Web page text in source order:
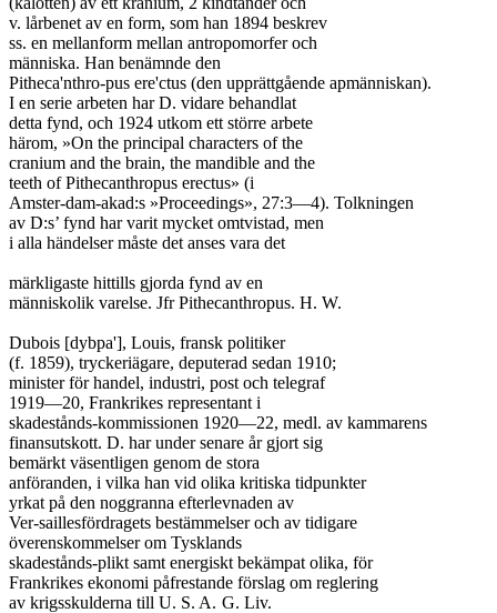
v. lårbenet av en form, som han 1894 beskrev
ss. en mellanform mellan antropomorfer och
människa. Han benämnde den
Pitheca'nthro-pus ere'ctus (den upprättgående apmänniskan).
I en serie arbeten har D. vidare behandlat
detta fynd, och 1924 utkom ett större arbete
härom, »On the principal characters of the
cranium and the brain, the mandible and the
teeth of Pithecanthropus erectus» (i
Amster-dam-akad:s »Proceedings», 27:3—4). Tolkningen
av D:s’ fynd har varit mycket omtvistad, men
i alla händelser måste det anses vara det
märkligaste hittills gjorda fynd av en
människolik varelse. Jfr Pithecanthropus. H. W.
Dubois [dybpa'], Louis, fransk politiker
(f. 1859), tryckeriägare, deputerad sedan 1910;
minister för handel, industri, post och telegraf
1919—20, Frankrikes representant i
skadestånds-kommissionen 1920—22, medl. av kammarens
finansutskott. D. har under senare år gjort sig
bemärkt väsentligen genom de stora
anföranden, i vilka han vid olika kritiska tidpunkter
yrkat på den noggranna efterlevnaden av
Ver-saillesfördragets bestämmelser och av tidigare
överenskommelser om Tysklands
skadestånds-plikt samt energiskt bekämpat olika, för
Frankrikes ekonomi påfrestande förslag om reglering
av krigsskulderna till U. S. A.	G. Liv.